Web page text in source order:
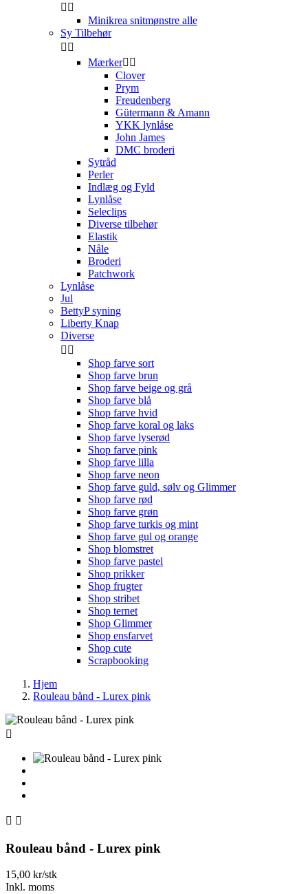
 
Minikrea snitmønstre alle
Sy Tilbehør
 
Mærker 
Clover
Prym
Freudenberg
Gütermann & Amann
YKK lynlåse
John James
DMC broderi
Sytråd
Perler
Indlæg og Fyld
Lynlåse
Seleclips
Diverse tilbehør
Elastik
Nåle
Broderi
Patchwork
Lynlåse
Jul
BettyP syning
Liberty Knap
Diverse
 
Shop farve sort
Shop farve brun
Shop farve beige og grå
Shop farve blå
Shop farve hvid
Shop farve koral og laks
Shop farve lyserød
Shop farve pink
Shop farve lilla
Shop farve neon
Shop farve guld, sølv og Glimmer
Shop farve rød
Shop farve grøn
Shop farve turkis og mint
Shop farve gul og orange
Shop blomstret
Shop farve pastel
Shop prikker
Shop frugter
Shop stribet
Shop ternet
Shop Glimmer
Shop ensfarvet
Shop cute
Scrapbooking
Hjem
Rouleau bånd - Lurex pink

 
Rouleau bånd - Lurex pink
15,00 kr/stk
Inkl. moms